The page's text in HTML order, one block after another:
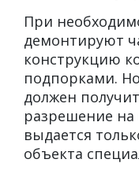
При
демонтируют
конструкцию
подпорками.
должен
разрешение на
выдается
объекта